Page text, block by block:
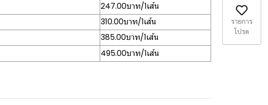
247.00บาท/1เส้น
310.00บาท/1เส้น
385.00บาท/1เส้น
495.00บาท/1เส้น
รายการ
โปรด